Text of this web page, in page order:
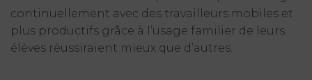
continuellement avec des travailleurs mobiles et
plus productifs grâce à l’usage familier de leurs
élèves réussiraient mieux que d’autres.